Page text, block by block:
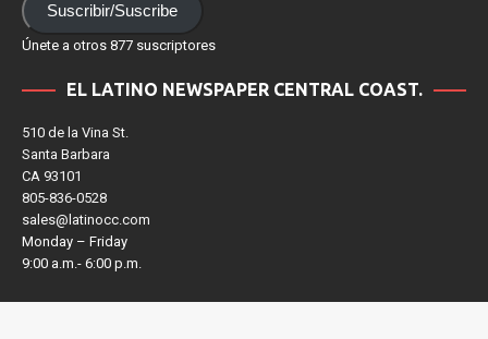
Suscribir/Suscribe
Únete a otros 877 suscriptores
EL LATINO NEWSPAPER CENTRAL COAST.
510 de la Vina St.
Santa Barbara
CA 93101
805-836-0528
sales@latinocc.com
Monday – Friday
9:00 a.m.- 6:00 p.m.
9:00 a.m. – 6:00 p.m.